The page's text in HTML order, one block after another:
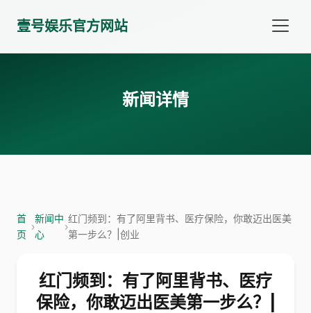
壹号娱乐官方网站
新闻详情
首
页
›
新闻中
心
›
红门频到：有了阿里背书、医疗保险，你敢迈出医美
第一步么？|创业
红门频到：有了阿里背书、医疗
保险，你敢迈出医美第一步么？|